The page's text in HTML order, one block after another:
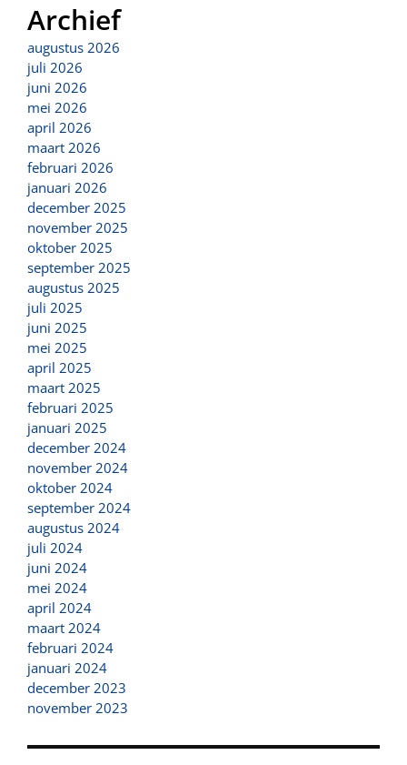
Archief
augustus 2026
juli 2026
juni 2026
mei 2026
april 2026
maart 2026
februari 2026
januari 2026
december 2025
november 2025
oktober 2025
september 2025
augustus 2025
juli 2025
juni 2025
mei 2025
april 2025
maart 2025
februari 2025
januari 2025
december 2024
november 2024
oktober 2024
september 2024
augustus 2024
juli 2024
juni 2024
mei 2024
april 2024
maart 2024
februari 2024
januari 2024
december 2023
november 2023